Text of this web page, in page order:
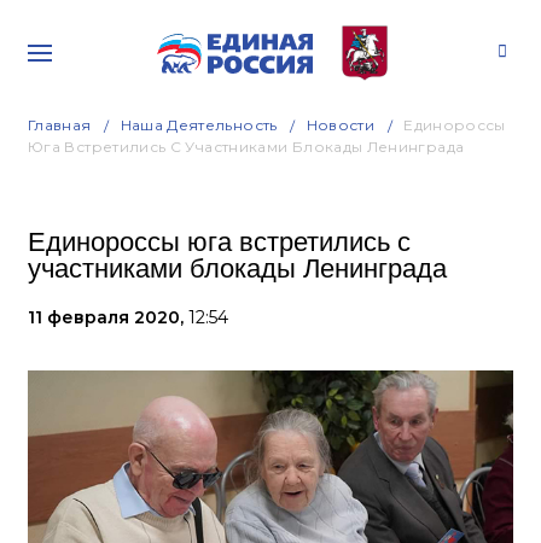
Главная Наша Деятельность Новости
Единороссы
Юга Встретились С Участниками Блокады Ленинграда
Единороссы юга встретились с
участниками блокады Ленинграда
11 февраля 2020, 12:54